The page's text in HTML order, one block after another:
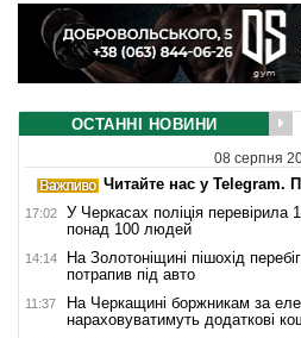
ОСТАННІ НОВИНИ
08 серпня
Читайте нас у Telegram.
17:02
У Черкасах поліція перевірила
понад 100 людей
14:14
На Золотоніщині пішохід
потрапив під авто
11:37
На Черкащині боржникам за
нараховуватимуть додаткові